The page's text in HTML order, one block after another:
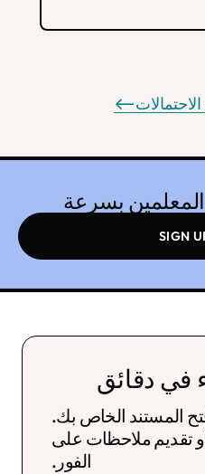
-->
المعلمين بسرعة
SIGN
في دقائق
المستند الخاص بك.
تقديم ملاحظات على
الفور.